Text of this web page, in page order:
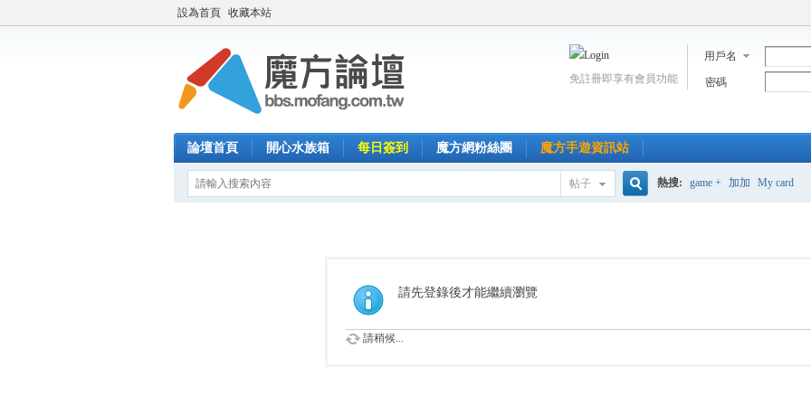
設為首頁 收藏本站
用戶名
密碼
免註冊即享有會員功能
論壇首頁 開心水族箱 每日簽到 魔方網粉絲團 魔方手遊資訊站
帖子 熱搜: game + 加加 My card
請先登錄後才能繼續瀏覽
請稍候...